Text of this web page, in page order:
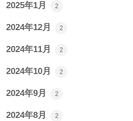
2025年1月 2
2024年12月 2
2024年11月 2
2024年10月 2
2024年9月 2
2024年8月 2